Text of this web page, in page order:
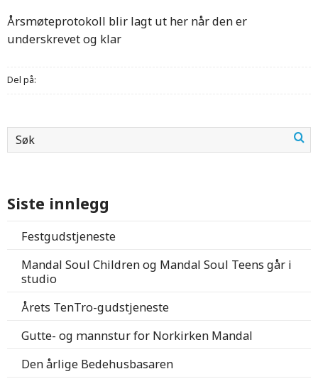
Årsmøteprotokoll blir lagt ut her når den er
underskrevet og klar
Del på:
Siste innlegg
Festgudstjeneste
Mandal Soul Children og Mandal Soul Teens går i
studio
Årets TenTro-gudstjeneste
Gutte- og mannstur for Norkirken Mandal
Den årlige Bedehusbasaren